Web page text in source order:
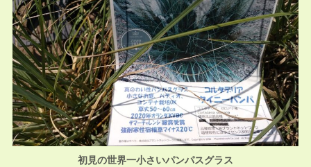
初見の世界一小さいパンパスグラス